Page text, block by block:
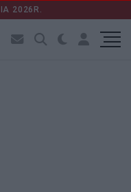
2026R.